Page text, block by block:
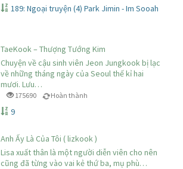
189: Ngoại truyện (4) Park Jimin - Im Sooah
TaeKook – Thượng Tướng Kim
Chuyện về cậu sinh viên Jeon Jungkook bị lạc
về những tháng ngày của Seoul thế kỉ hai
mươi. Lưu…
175690 Hoàn thành
9
Anh Ấy Là Của Tôi ( lizkook )
Lisa xuất thân là một người diễn viên cho nên
cũng đã từng vào vai kẻ thứ ba, mụ phù…